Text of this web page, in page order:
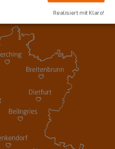
Realisiert mit Klaro!